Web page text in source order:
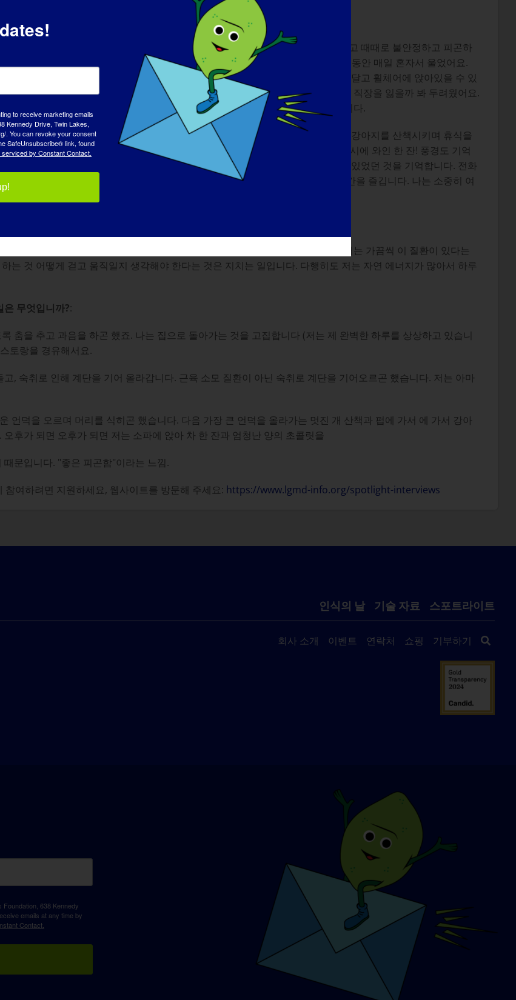
향을 미쳤나요?
고 있지만 지금은 다릅니다. 예전에는 꽤 두려움이 없었는데요. 이동성이 제한되고 때때로 불안정하고 피곤하
. 근이영양증일지도 모른다는 말을 들었을 때 근이영양증이라는 말을 듣고 6개월 동안 매일 혼자서 울었어요.
나빠졌거나 내가 모든 것을 받아들이면 더 나빠지거나 인공 호흡기에 호흡기를 달고 휠체어에 앉아있을 수 있
고, 뭐라고 말해야 할지 어떻게 설명해야 할지 설명할 방법이 없었습니다. 남편과 직장을 잃을까 봐 두려웠어요.
을.... 저는 제가 통제할 수 없는 변화에 직면했고, 갇혀 있고 취약하다고 느꼈습니다.
할 수 없다는 것을 배웠습니다. 몇 년 전 노트북을 사용하다가 잠시 쉬는 시간에 강아지를 산책시키며 휴식을
집안일을 마치고 노트북을 켜고 점심시간에 점심시간. 6시쯤 노트북을 끄고... 7시에 와인 한 잔! 풍경도 기억
보통 제가 강아지에게 사과하는 일이 많았죠. 나는 그 산책 중에 전화기에 붙어 있었던 것을 기억합니다. 전화
들에게 감사하게 됩니다. 나무와 냄새, 새들의 노래에 감사하죠. 저는 지금 이 순간을 즐깁니다. 나는 소중히 여
히 여깁니다.
케이크 조각을 놓쳐야 한다는 뜻입니다. 진지하게 뇌는 놀랍지만 잔인합니다. 저는 가끔씩 이 질환이 있다는
는 것 어떻게 걷고 움직일지 생각해야 한다는 것은 지치는 일입니다. 다행히도 저는 자연 에너지가 많아서 하루
무엇입니까?:
춤을 추고 과음을 하곤 했죠. 나는 집으로 돌아가는 것을 고집합니다 (저는 제 완벽한 하루를 상상하고 있습니
토랑을 경유해서요.
, 숙취로 인해 계단을 기어 올라갑니다. 근육 소모 질환이 아닌 숙취로 계단을 기어오르곤 했습니다. 저는 아마
언덕을 오르며 머리를 식히곤 했습니다. 다음 가장 큰 언덕을 올라가는 멋진 개 산책과 펍에 가서 에 가서 강아
후가 되면 오후가 되면 저는 소파에 앉아 차 한 잔과 엄청난 양의 초콜릿을
문입니다. "좋은 피곤함"이라는 느낌.
여하려면 지원하세요, 웹사이트를 방문해 주세요: https://www.lgmd-info.org/spotlight-interviews
인식의 날 기술 자료 스포트라이트
회사 소개 이벤트 연락처 쇼핑 기부하기
638 Kennedy
emails at any time by
Contact.
to receive marketing emails
Kennedy Drive, Twin Lakes,
. You can revoke your consent
SafeUnsubscribe® link, found
serviced by Constant Contact.